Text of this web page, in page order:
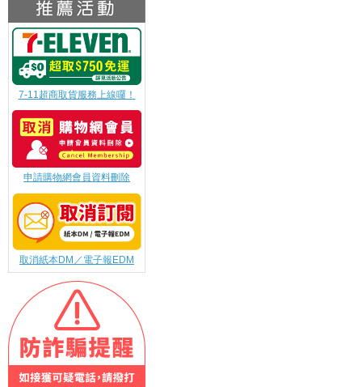
7-11超商取貨服務上線囉！
申請購物網會員資料刪除
取消紙本DM／電子報EDM